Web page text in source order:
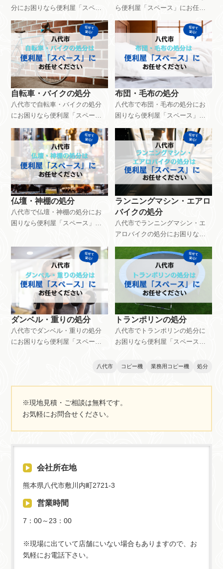
分にお困りなら便利屋「スペー
ージチェアの処分は6,600円～で
対応できます。サイズや搬出環
境などによって金額は異なりま
す。ご相談・見積もりは無料で
す。お気軽にお問い合わせくだ
さい。
ら便利屋「スペース」にお任せ
～で対応できます。種類や大き
さ、作業環境などなど様々な要
素によって料金は異なります。
ご相談・見積もりは無料です。
お気軽にお問い合わせくださ
い。
自転車・バイクの処分
八代市で自転車・バイクの処分
にお困りなら便利屋「スペー
ス」にお任せください。自転車
は2,500円～バイクは8,000円～で
処分対応できます。面倒な手続
きもサポートするので手間がか
かりません。ご相談・見積もり
は無料です。お気軽にお問い合
わせください。
布団・毛布の処分
八代市で布団・毛布の処分にお
困りなら便利屋「スペース」に
お任せください。布団・毛布の
処分は4,400円～で対応できま
す。枚数や中に綿が入っている
などの条件で料金設定が異なり
ます。ご相談・見積もりは無料
です。お気軽にお問い合わせく
ださい。
仏壇・神棚の処分
八代市で仏壇・神棚の処分にお
困りなら便利屋「スペース」に
処分はサイズや必要な工数など
によって料金設定異なります。
ご相談・見積もりは無料です。
お気軽にお問い合わせくださ
い。
ランニングマシン・エアロ
バイクの処分
八代市でランニングマシン・エ
アロバイクの処分にお困りなら
便利屋「スペース」にお任せく
ださい。ランニングマシン・エ
アロバイクの処分は5,500円～で
対応できます。マシンのサイズ
や重さ、環境などによって料金
は変動します。ご相談・見積も
りは無料です。お気軽にお問い
合わせください。
ダンベル・重りの処分
八代市でダンベル・重りの処分
にお困りなら便利屋「スペー
ル・重りの処分は2,200円～で対
ズ、搬出環境などによっても料
もりは無料です。お気軽にお問
い合わせください。
トランポリンの処分
八代市でトランポリンの処分に
お困りなら便利屋「スペース」
ンの処分は3,300円～で対応でき
重さ、搬出環境などによって料
もりは無料です。お気軽にお問
八代市 コピー機 業務用コピー機 処分
※現地見積・ご相談は無料です。
お気軽にお問合せください。
会社所在地
熊本県八代市敷川内町2721-3
営業時間
7：00～23：00
※現場に出ていて店舗にいない場合もありますので、お
気軽にお電話下さい。